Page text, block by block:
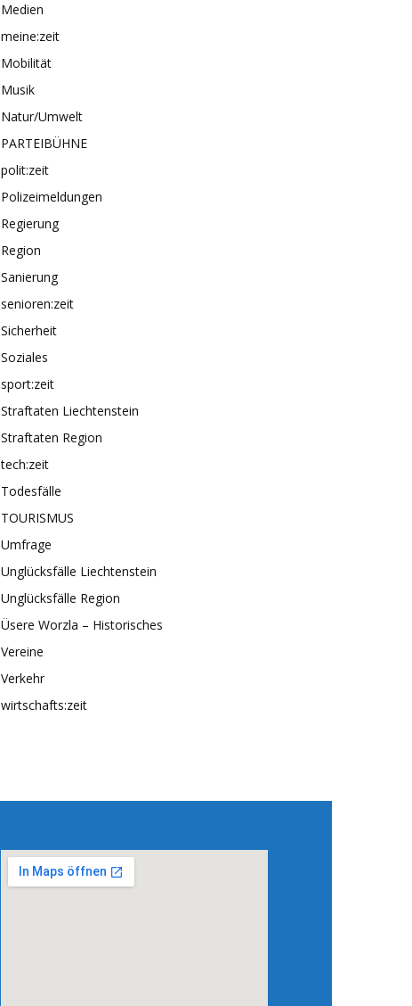
Medien
meine:zeit
Mobilität
Musik
Natur/Umwelt
PARTEIBÜHNE
polit:zeit
Polizeimeldungen
Regierung
Region
Sanierung
senioren:zeit
Sicherheit
Soziales
sport:zeit
Straftaten Liechtenstein
Straftaten Region
tech:zeit
Todesfälle
TOURISMUS
Umfrage
Unglücksfälle Liechtenstein
Unglücksfälle Region
Üsere Worzla – Historisches
Vereine
Verkehr
wirtschafts:zeit